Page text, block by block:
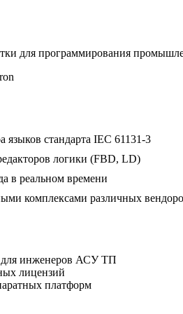
для программирования
языков стандарта IEC 61131-3
логики (FBD, LD)
в реальном времени
комплексами различных
инженеров АСУ ТП
лицензий
платформ